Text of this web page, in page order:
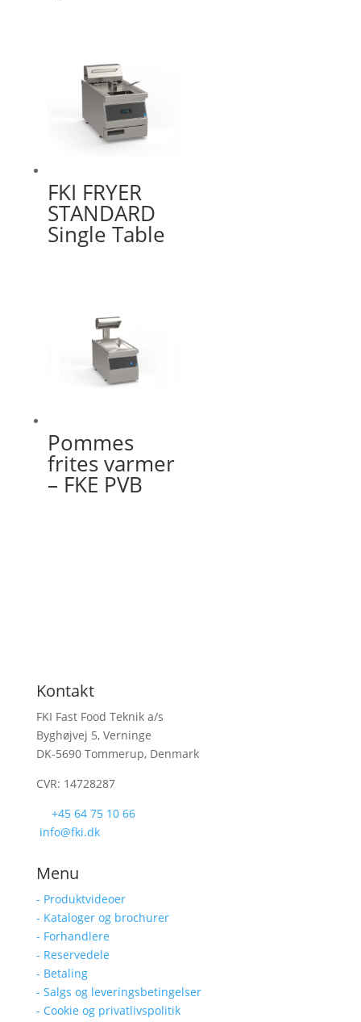
FKI FRYER
STANDARD
Single Table
Pommes
frites varmer
– FKE PVB
Kontakt
FKI Fast Food Teknik a/s
Byghøjvej 5, Verninge
DK-5690 Tommerup, Denmark
CVR: 14728287
+45 64 75 10 66
info@fki.dk
Menu
- Produktvideoer
- Kataloger og brochurer
- Forhandlere
- Reservedele
- Betaling
- Salgs og leveringsbetingelser
- Cookie og privatlivspolitik